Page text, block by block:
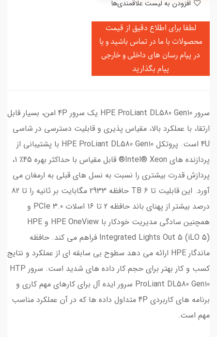
لطفا برای اطلاع دقیق از قیمت
محصولات با ما در تماس باشید و یا
در پیام رسان های داخلی و خارجی
پیام بگذارید
سرور HPE ProLiant DL580 Gen10 یک سرور 4P امن، بسیار قابل
ارتقا، با عملکرد بالا، مقیاس پذیری و قابلیت دسترسی در شاسی
4U است. پروتکل HPE ProLiant DL580 Gen10 با پشتیبانی از
پردازنده های Intel® Xeon® قابل مقیاس با حداکثر بهره 45٪ 1،
پردازش قدرت بیشتری را نسبت به نسل های قبلی به ارمغان می
آورد. این قابلیت تا 6 TB حافظه 2933 مگابایت بر ثانیه را تا 82
درصد بیشتر از پهنای باند حافظه 2 تا 16 اسلات PCIe 3.0 و
همچنین سادگی مدیریت خودکار با HPE OneView و HPE
Integrated Lights Out 5 (iLO 5) فراهم می کند. حافظه
ماندگار HPE ارائه می دهد سطوح بی سابقه ای از عملکرد و نتایج
کسب و کار بهتر برای حجم کار داده های شدید است. سرور HTP
ProLiant DL580 Gen10 سرور ایده آل برای کارهای مهم کاری و
برنامه های کاربردی 4P متداول داده ها که در آن عملکرد مناسب
مهم است.